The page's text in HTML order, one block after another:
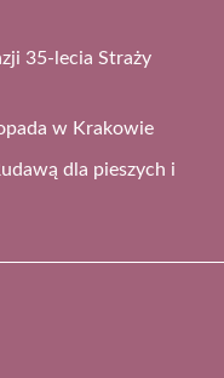
35-lecia Straży
w Krakowie
dla pieszych i